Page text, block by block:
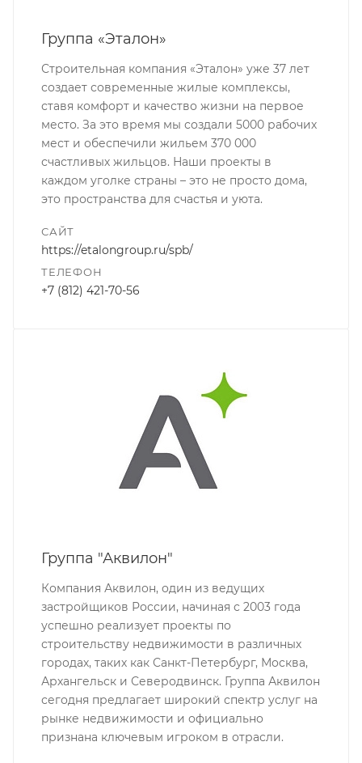
Группа «Эталон»
Строительная компания «Эталон» уже 37 лет
создает современные жилые комплексы,
ставя комфорт и качество жизни на первое
место. За это время мы создали 5000 рабочих
мест и обеспечили жильем 370 000
счастливых жильцов. Наши проекты в
каждом уголке страны – это не просто дома,
это пространства для счастья и уюта.
САЙТ
https://etalongroup.ru/spb/
ТЕЛЕФОН
+7 (812) 421-70-56
Группа "Аквилон"
Компания Аквилон, один из ведущих
застройщиков России, начиная с 2003 года
успешно реализует проекты по
строительству недвижимости в различных
городах, таких как Санкт-Петербург, Москва,
Архангельск и Северодвинск. Группа Аквилон
сегодня предлагает широкий спектр услуг на
рынке недвижимости и официально
признана ключевым игроком в отрасли.